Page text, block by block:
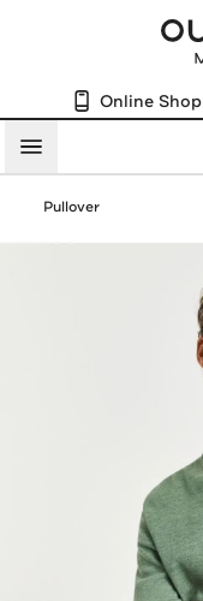
Online Shop
Menü
Pullover